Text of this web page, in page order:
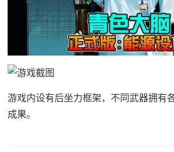
游戏内设有后坐力框架，不同武器拥有
成果。